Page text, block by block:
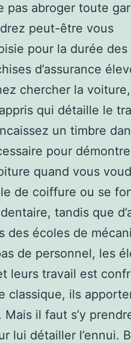
pas abroger toute
peut-être vous
pour la durée des
d’assurance
chercher la voiture,
qui détaille le
un timbre
pour
quand vous
de coiffure ou se
tandis que
des écoles de
de personnel, les
leurs travail est
classique, ils
il faut s’y
lui détailler l’ennui.